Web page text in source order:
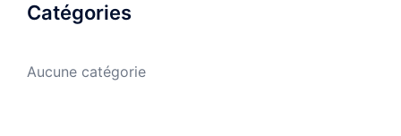
Catégories
Aucune catégorie